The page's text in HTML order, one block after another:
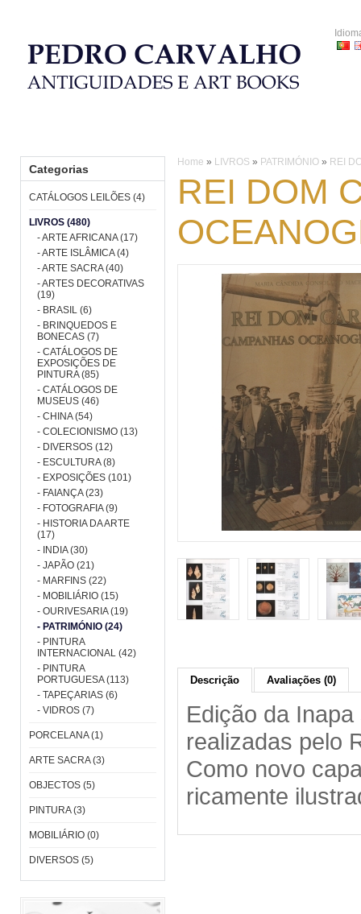
Categorias
CATÁLOGOS LEILÕES (4)
LIVROS (480)
- ARTE AFRICANA (17)
- ARTE ISLÂMICA (4)
- ARTE SACRA (40)
- ARTES DECORATIVAS
(19)
- BRASIL (6)
- BRINQUEDOS E
BONECAS (7)
- CATÁLOGOS DE
EXPOSIÇÕES DE
PINTURA (85)
- CATÁLOGOS DE
MUSEUS (46)
- CHINA (54)
- COLECIONISMO (13)
- DIVERSOS (12)
- ESCULTURA (8)
- EXPOSIÇÕES (101)
- FAIANÇA (23)
- FOTOGRAFIA (9)
- HISTORIA DA ARTE
(17)
- INDIA (30)
- JAPÃO (21)
- MARFINS (22)
- MOBILIÁRIO (15)
- OURIVESARIA (19)
- PATRIMÓNIO (24)
- PINTURA
INTERNACIONAL (42)
- PINTURA
PORTUGUESA (113)
- TAPEÇARIAS (6)
- VIDROS (7)
PORCELANA (1)
ARTE SACRA (3)
OBJECTOS (5)
PINTURA (3)
MOBILIÁRIO (0)
DIVERSOS (5)
Home » LIVROS » PATRIMÓNIO » REI
REI DOM
Descrição Avaliações (0)
Edição da
realizadas pelo
Como novo